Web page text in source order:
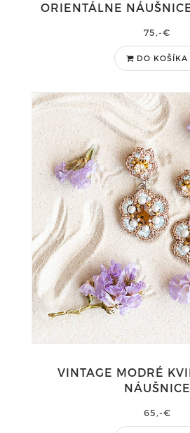
ORIENTÁLNE
75,-€
DO KOŠÍKA
VINTAGE MODRÉ
NÁUŠNICE
65,-€